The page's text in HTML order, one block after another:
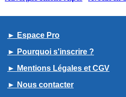
► Espace Pro
► Pourquoi s'inscrire ?
► Mentions Légales et CGV
► Nous contacter